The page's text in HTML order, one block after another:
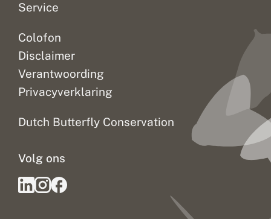
Service
Colofon
Disclaimer
Verantwoording
Privacyverklaring
Dutch Butterfly Conservation
Volg ons